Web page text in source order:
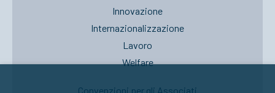
Innovazione
Internazionalizzazione
Lavoro
Welfare
Convenzioni per gli Associati